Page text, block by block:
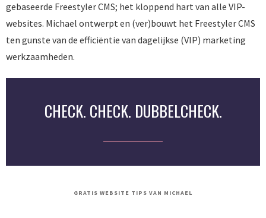
gebaseerde Freestyler CMS; het kloppend hart van alle VIP-
websites. Michael ontwerpt en (ver)bouwt het Freestyler CMS
ten gunste van de efficiëntie van dagelijkse (VIP) marketing
werkzaamheden.
CHECK. CHECK. DUBBELCHECK.
GRATIS WEBSITE TIPS VAN MICHAEL